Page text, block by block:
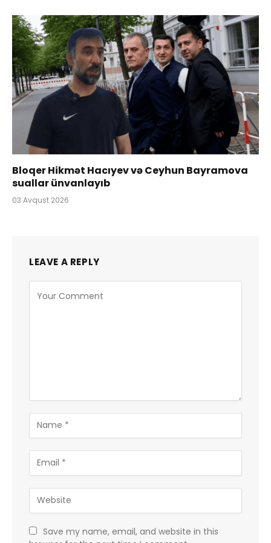
Bloqer Hikmət Hacıyev və Ceyhun Bayramova
suallar ünvanlayıb
03 Avqust 2026
LEAVE A REPLY
Save my name, email, and website in this